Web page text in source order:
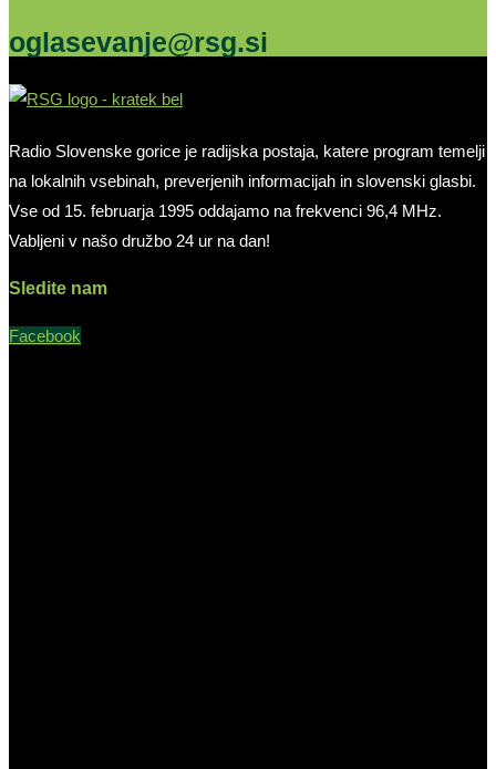
oglasevanje@rsg.si
Radio Slovenske gorice je radijska postaja, katere program temelji
na lokalnih vsebinah, preverjenih informacijah in slovenski glasbi.
Vse od 15. februarja 1995 oddajamo na frekvenci 96,4 MHz.
Vabljeni v našo družbo 24 ur na dan!
Sledite nam
Facebook